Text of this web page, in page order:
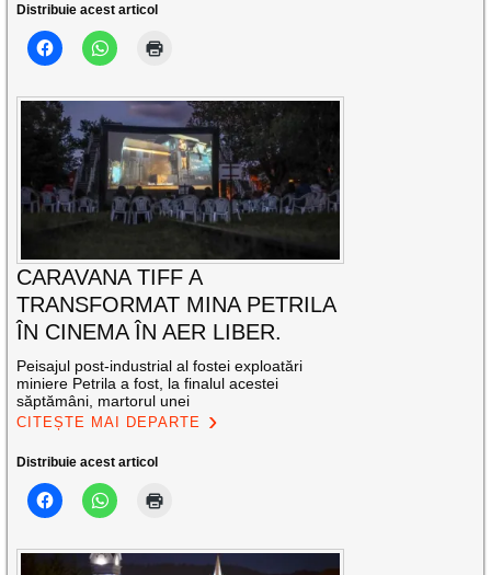
Distribuie acest articol
CARAVANA TIFF A
TRANSFORMAT MINA PETRILA
ÎN CINEMA ÎN AER LIBER.
Peisajul post-industrial al fostei exploatări
miniere Petrila a fost, la finalul acestei
săptămâni, martorul unei
CITEȘTE MAI DEPARTE
Distribuie acest articol